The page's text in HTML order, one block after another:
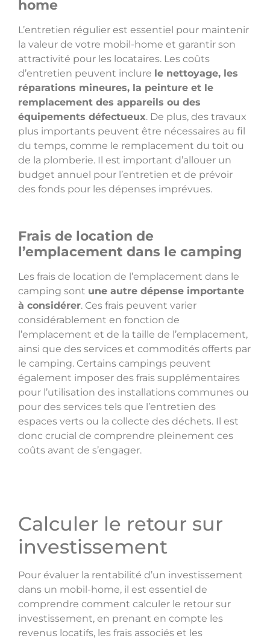
home
L’entretien régulier est essentiel pour maintenir
la valeur de votre mobil-home et garantir son
attractivité pour les locataires. Les coûts
d’entretien peuvent inclure le nettoyage, les
réparations mineures, la peinture et le
remplacement des appareils ou des
équipements défectueux. De plus, des travaux
plus importants peuvent être nécessaires au fil
du temps, comme le remplacement du toit ou
de la plomberie. Il est important d’allouer un
budget annuel pour l’entretien et de prévoir
des fonds pour les dépenses imprévues.
Frais de location de
l’emplacement dans le camping
Les frais de location de l’emplacement dans le
camping sont une autre dépense importante
à considérer. Ces frais peuvent varier
considérablement en fonction de
l’emplacement et de la taille de l’emplacement,
ainsi que des services et commodités offerts par
le camping. Certains campings peuvent
également imposer des frais supplémentaires
pour l’utilisation des installations communes ou
pour des services tels que l’entretien des
espaces verts ou la collecte des déchets. Il est
donc crucial de comprendre pleinement ces
coûts avant de s’engager.
Calculer le retour sur
investissement
Pour évaluer la rentabilité d’un investissement
dans un mobil-home, il est essentiel de
comprendre comment calculer le retour sur
investissement, en prenant en compte les
revenus locatifs, les frais associés et les